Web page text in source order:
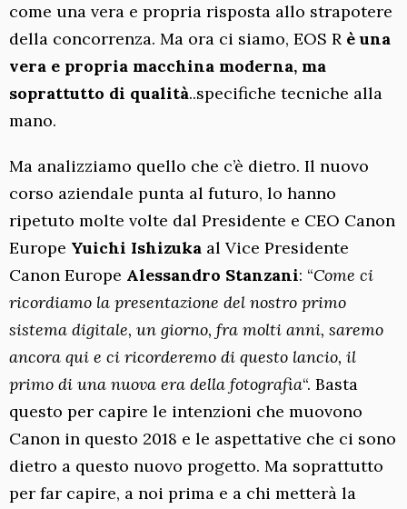
come una vera e propria risposta allo strapotere
della concorrenza. Ma ora ci siamo, EOS R è una
vera e propria macchina moderna, ma
soprattutto di qualità..specifiche tecniche alla
mano.
Ma analizziamo quello che c’è dietro. Il nuovo
corso aziendale punta al futuro, lo hanno
ripetuto molte volte dal Presidente e CEO Canon
Europe Yuichi Ishizuka al Vice Presidente
Canon Europe Alessandro Stanzani: “Come ci
ricordiamo la presentazione del nostro primo
sistema digitale, un giorno, fra molti anni, saremo
ancora qui e ci ricorderemo di questo lancio, il
primo di una nuova era della fotografia“. Basta
questo per capire le intenzioni che muovono
Canon in questo 2018 e le aspettative che ci sono
dietro a questo nuovo progetto. Ma soprattutto
per far capire, a noi prima e a chi metterà la